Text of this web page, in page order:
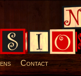
Contact